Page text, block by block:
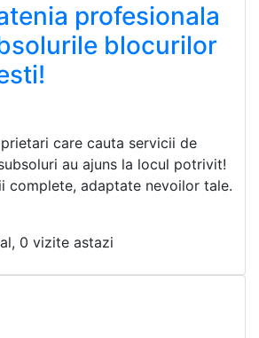
profesionala
blocurilor
care cauta servicii de
au ajuns la locul potrivit!
complete, adaptate nevoilor tale.
0 vizite astazi